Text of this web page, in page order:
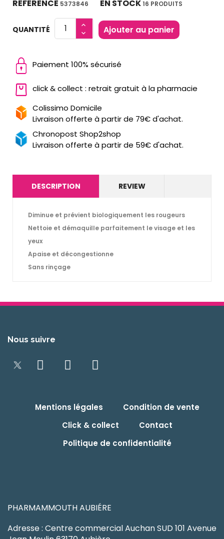
RÉFÉRENCE 5373846 EN STOCK16 PRODUITS
QUANTITÉ Ajouter au panier
Paiement 100% sécurisé
click & collect : retrait gratuit à la pharmacie
Colissimo Domicile
Livraison offerte à partir de 79€ d'achat.
Chronopost Shop2shop
Livraison offerte à partir de 59€ d'achat.
DESCRIPTION REVIEW
Diminue et prévient biologiquement les rougeurs
Nettoie et démaquille parfaitement le visage et les
yeux
Apaise et décongestionne
Sans rinçage
Nous suivre
Mentions légales
Condition de vente
Click & collect
Contact
Politique de confidentialité
PHARMAMMOUTH AUBIÉRE
Adresse : Centre commercial Auchan SUD 101 Avenue